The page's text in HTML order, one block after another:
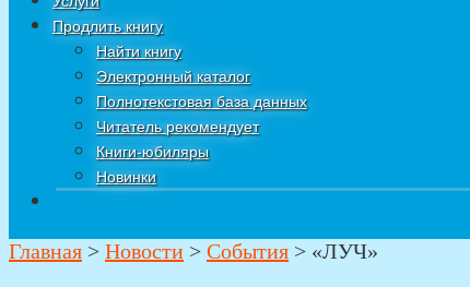
Продлить книгу
Найти книгу
Электронный каталог
Полнотекстовая база данных
Читатель рекомендует
Книги-юбиляры
Новинки
Главная > Новости > События > «ЛУЧ»